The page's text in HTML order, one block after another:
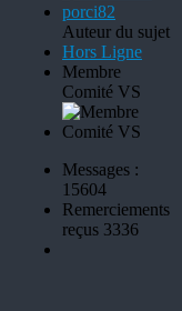
Auteur du sujet
Hors Ligne
Membre
Comité VS
Messages :
15604
Remerciements
reçus 3336